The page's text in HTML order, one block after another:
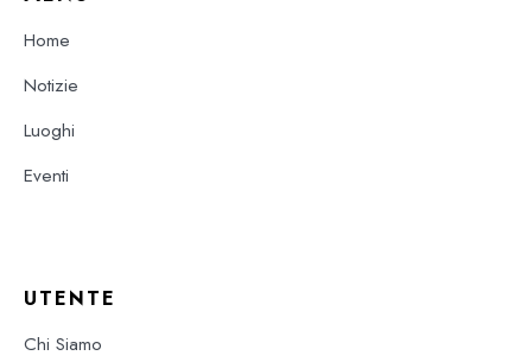
Home
Notizie
Luoghi
Eventi
UTENTE
Chi Siamo